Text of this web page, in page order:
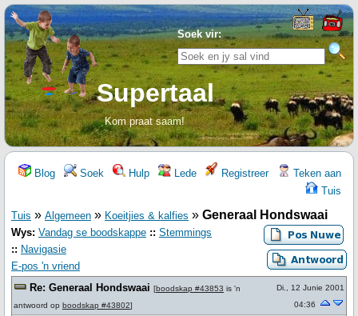
Soek vir:
Supertaal
Kom praat saam!
Blog Soek Hulp Lede Registreer
Teken aan
Tuis
Tuis » Algemeen » Koeitjies & kalfies » Generaal Hondswaai
Wys: Vandag se boodskappe :: Stemmings
:: Navigasie
E-pos 'n vriend
Re: Generaal Hondswaai [boodskap #43853 is 'n
antwoord op boodskap #43802]
Di., 12 Junie 2001
04:36